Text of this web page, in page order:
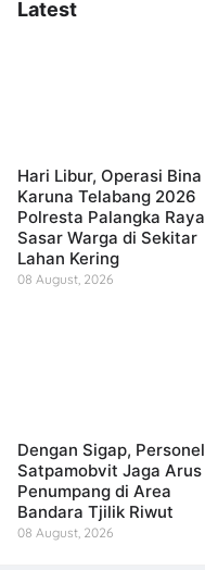
Latest
Hari Libur, Operasi Bina
Karuna Telabang 2026
Polresta Palangka Raya
Sasar Warga di Sekitar
Lahan Kering
08 August, 2026
Dengan Sigap, Personel
Satpamobvit Jaga Arus
Penumpang di Area
Bandara Tjilik Riwut
08 August, 2026